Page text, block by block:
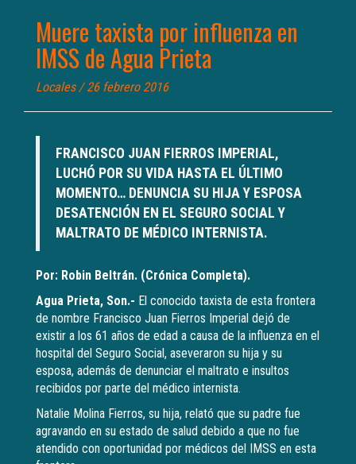
Muere taxista por influenza en
IMSS de Agua Prieta
Locales/ 26 febrero 2016
FRANCISCO JUAN FIERROS IMPERIAL,
LUCHÓ POR SU VIDA HASTA EL ÚLTIMO
MOMENTO… DENUNCIA SU HIJA Y ESPOSA
DESATENCIÓN EN EL SEGURO SOCIAL Y
MALTRATO DE MÉDICO INTERNISTA.
Por: Robin Beltrán. (Crónica Completa).
Agua Prieta, Son.- El conocido taxista de esta frontera
de nombre Francisco Juan Fierros Imperial dejó de
existir a los 61 años de edad a causa de la influenza en el
hospital del Seguro Social, aseveraron su hija y su
esposa, además de denunciar el maltrato e insultos
recibidos por parte del médico internista.
Natalie Molina Fierros, su hija, relató que su padre fue
agravando en su estado de salud debido a que no fue
atendido con oportunidad por médicos del IMSS en esta